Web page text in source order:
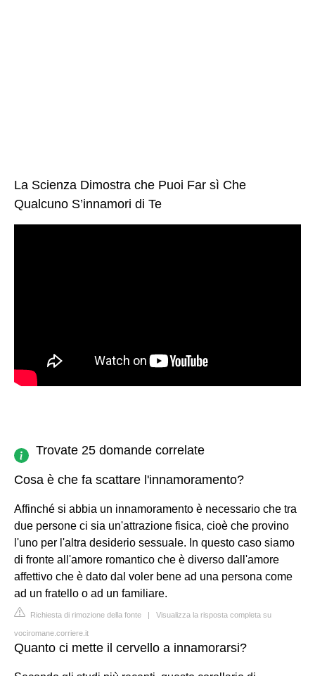
La Scienza Dimostra che Puoi Far sì Che
Qualcuno S’innamori di Te
Trovate 25 domande correlate
Cosa è che fa scattare l'innamoramento?
Affinché si abbia un innamoramento è necessario che tra
due persone ci sia un'attrazione fisica, cioè che provino
l'uno per l'altra desiderio sessuale. In questo caso siamo
di fronte all'amore romantico che è diverso dall'amore
affettivo che è dato dal voler bene ad una persona come
ad un fratello o ad un familiare.
Richiesta di rimozione della fonte | Visualizza la risposta completa su
vociromane.corriere.it
Quanto ci mette il cervello a innamorarsi?